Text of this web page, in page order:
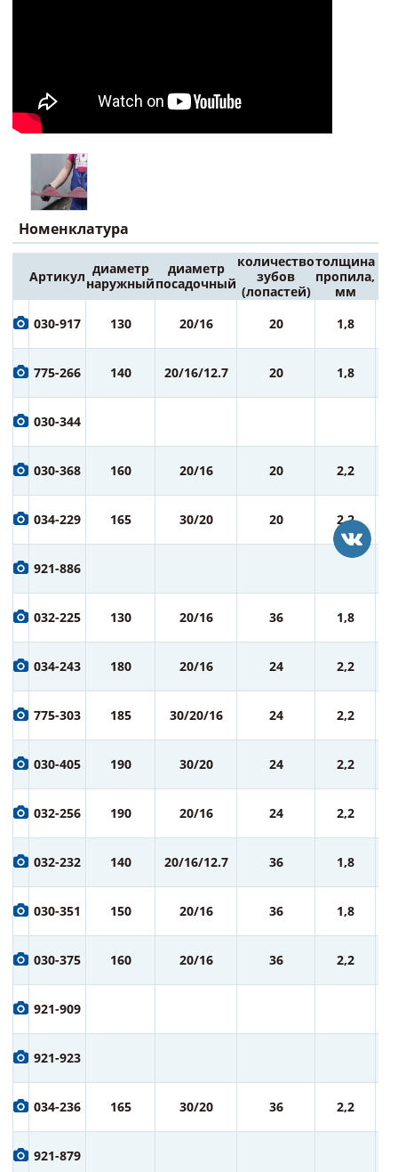
Номенклатура
Артикул диаметр
наружный
диаметр
посадочный
количество
зубов
(лопастей)
толщина
пропила,
мм
030-917 130 20/16 20 1,8
775-266 140 20/16/12.7 20 1,8
030-344
030-368 160 20/16 20 2,2
034-229 165 30/20 20 2,2
921-886
032-225 130 20/16 36 1,8
034-243 180 20/16 24 2,2
775-303 185 30/20/16 24 2,2
030-405 190 30/20 24 2,2
032-256 190 20/16 24 2,2
032-232 140 20/16/12.7 36 1,8
030-351 150 20/16 36 1,8
030-375 160 20/16 36 2,2
921-909
921-923
034-236 165 30/20 36 2,2
921-879